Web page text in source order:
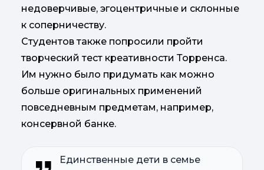
недоверчивые, эгоцентричные и склонные
к соперничеству.
Студентов также попросили пройти
творческий тест креативности Торренса.
Им нужно было придумать как можно
больше оригинальных применений
повседневным предметам, например,
консервной банке.
Единственные дети в семье